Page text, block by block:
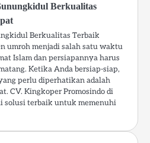
Berkualitas
Berkualitas Terbaik
umroh menjadi salah satu waktu
Islam dan persiapannya harus
Ketika Anda bersiap-siap,
perlu diperhatikan adalah
CV. Kingkoper Promosindo di
solusi terbaik untuk memenuhi